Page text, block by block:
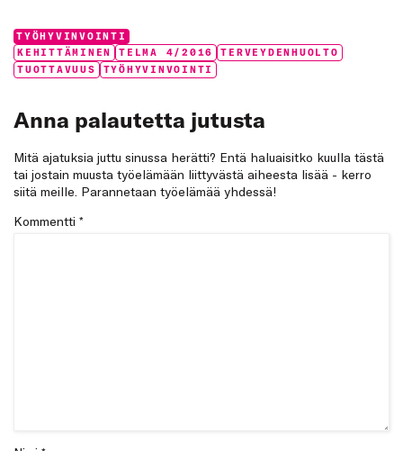
Categories:
TYÖHYVINVOINTI
Tags:
KEHITTÄMINEN TELMA 4/2016
TERVEYDENHUOLTO
TUOTTAVUUS
TYÖHYVINVOINTI
Anna palautetta jutusta
Mitä ajatuksia juttu sinussa herätti? Entä haluaisitko kuulla tästä
tai jostain muusta työelämään liittyvästä aiheesta lisää - kerro
siitä meille. Parannetaan työelämää yhdessä!
Kommentti *